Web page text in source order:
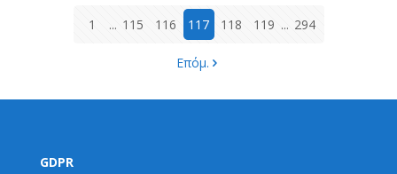
1 ... 115 116 117 118 119 ... 294
Επόμ.
GDPR